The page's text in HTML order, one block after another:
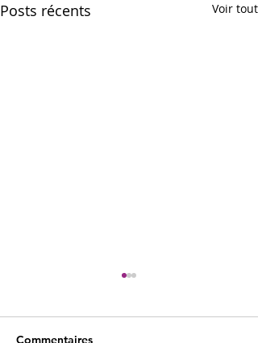
Posts récents Voir tout
Commentaires